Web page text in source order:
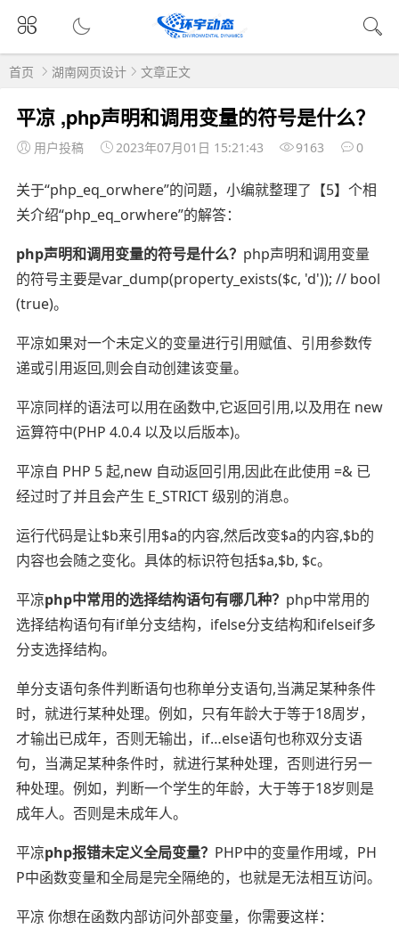
首页 湖南网页设计 文章正文
平凉 ,php声明和调用变量的符号是什么？
用户投稿 2023年07月01日 15:21:43 9163 0
关于“php_eq_orwhere”的问题，小编就整理了【5】个相
关介绍“php_eq_orwhere”的解答：
php声明和调用变量的符号是什么？ php声明和调用变量
的符号主要是var_dump(property_exists($c, 'd')); // bool
(true)。
平凉如果对一个未定义的变量进行引用赋值、引用参数传
递或引用返回,则会自动创建该变量。
平凉同样的语法可以用在函数中,它返回引用,以及用在 new
运算符中(PHP 4.0.4 以及以后版本)。
平凉自 PHP 5 起,new 自动返回引用,因此在此使用 =& 已
经过时了并且会产生 E_STRICT 级别的消息。
运行代码是让$b来引用$a的内容,然后改变$a的内容,$b的
内容也会随之变化。具体的标识符包括$a,$b, $c。
平凉php中常用的选择结构语句有哪几种？ php中常用的
选择结构语句有if单分支结构，ifelse分支结构和ifelseif多
分支选择结构。
单分支语句条件判断语句也称单分支语句,当满足某种条件
时，就进行某种处理。例如，只有年龄大于等于18周岁，
才输出已成年，否则无输出，if…else语句也称双分支语
句，当满足某种条件时，就进行某种处理，否则进行另一
种处理。例如，判断一个学生的年龄，大于等于18岁则是
成年人。否则是未成年人。
平凉php报错未定义全局变量？ PHP中的变量作用域，PH
P中函数变量和全局是完全隔绝的，也就是无法相互访问。
平凉 你想在函数内部访问外部变量，你需要这样：